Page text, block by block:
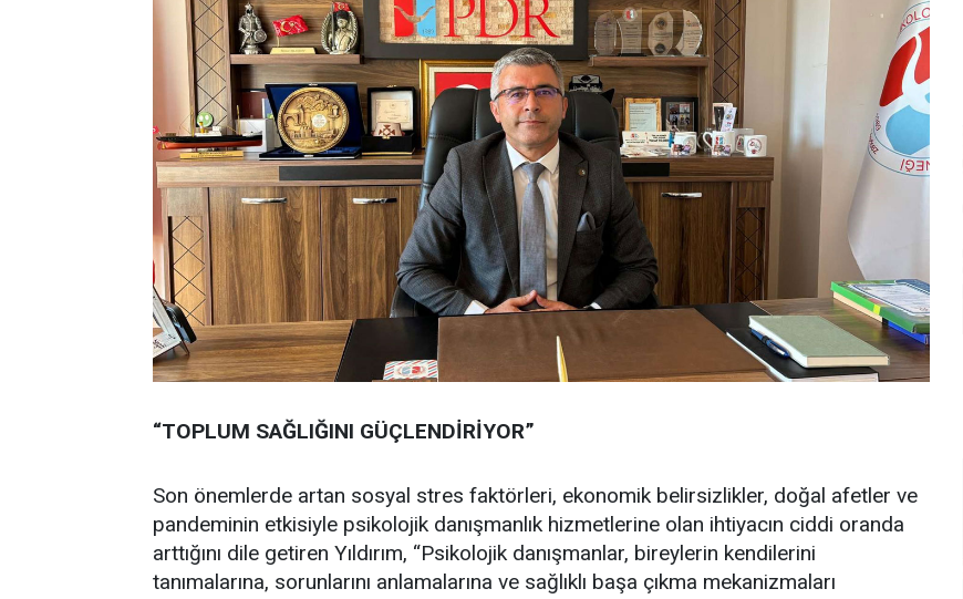
“TOPLUM SAĞLIĞINI GÜÇLENDİRİYOR”
Son önemlerde artan sosyal stres faktörleri, ekonomik belirsizlikler, doğal afetler ve
pandeminin etkisiyle psikolojik danışmanlık hizmetlerine olan ihtiyacın ciddi oranda
arttığını dile getiren Yıldırım, “Psikolojik danışmanlar, bireylerin kendilerini
tanımalarına, sorunlarını anlamalarına ve sağlıklı başa çıkma mekanizmaları